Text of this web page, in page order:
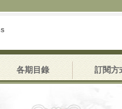
各期目錄 訂閱方